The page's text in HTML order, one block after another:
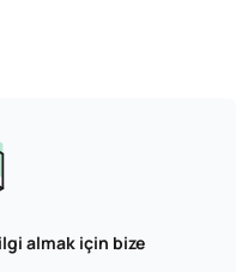
almak için bize